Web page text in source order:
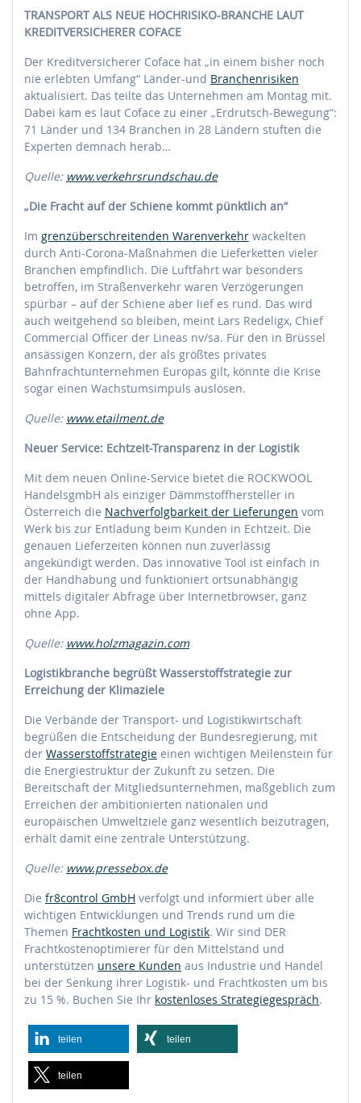
TRANSPORT ALS NEUE HOCHRISIKO-BRANCHE LAUT
KREDITVERSICHERER COFACE
Der Kreditversicherer Coface hat „in einem bisher noch
nie erlebten Umfang“ Länder-und Branchenrisiken
aktualisiert. Das teilte das Unternehmen am Montag mit.
Dabei kam es laut Coface zu einer „Erdrutsch-Bewegung“:
71 Länder und 134 Branchen in 28 Ländern stuften die
Experten demnach herab…
Quelle: www.verkehrsrundschau.de
„Die Fracht auf der Schiene kommt pünktlich an“
Im grenzüberschreitenden Warenverkehr wackelten
durch Anti-Corona-Maßnahmen die Lieferketten vieler
Branchen empfindlich. Die Luftfahrt war besonders
betroffen, im Straßenverkehr waren Verzögerungen
spürbar – auf der Schiene aber lief es rund. Das wird
auch weitgehend so bleiben, meint Lars Redeligx, Chief
Commercial Officer der Lineas nv/sa. Für den in Brüssel
ansässigen Konzern, der als größtes privates
Bahnfrachtunternehmen Europas gilt, könnte die Krise
sogar einen Wachstumsimpuls auslösen.
Quelle: www.etailment.de
Neuer Service: Echtzeit-Transparenz in der Logistik
Mit dem neuen Online-Service bietet die ROCKWOOL
HandelsgmbH als einziger Dämmstoffhersteller in
Österreich die Nachverfolgbarkeit der Lieferungen vom
Werk bis zur Entladung beim Kunden in Echtzeit. Die
genauen Lieferzeiten können nun zuverlässig
angekündigt werden. Das innovative Tool ist einfach in
der Handhabung und funktioniert ortsunabhängig
mittels digitaler Abfrage über Internetbrowser, ganz
ohne App.
Quelle: www.holzmagazin.com
Logistikbranche begrüßt Wasserstoffstrategie zur
Erreichung der Klimaziele
Die Verbände der Transport- und Logistikwirtschaft
begrüßen die Entscheidung der Bundesregierung, mit
der Wasserstoffstrategie einen wichtigen Meilenstein für
die Energiestruktur der Zukunft zu setzen. Die
Bereitschaft der Mitgliedsunternehmen, maßgeblich zum
Erreichen der ambitionierten nationalen und
europäischen Umweltziele ganz wesentlich beizutragen,
erhält damit eine zentrale Unterstützung.
Quelle: www.pressebox.de
Die fr8control GmbH verfolgt und informiert über alle
wichtigen Entwicklungen und Trends rund um die
Themen Frachtkosten und Logistik. Wir sind DER
Frachtkostenoptimierer für den Mittelstand und
unterstützen unsere Kunden aus Industrie und Handel
bei der Senkung ihrer Logistik- und Frachtkosten um bis
zu 15 %. Buchen Sie Ihr kostenloses Strategiegespräch.
teilen teilen
teilen